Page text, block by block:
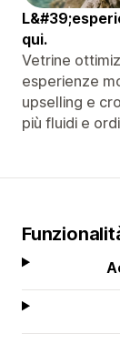
qui.
Vetrine
esperienze
upselling e
più fluidi e